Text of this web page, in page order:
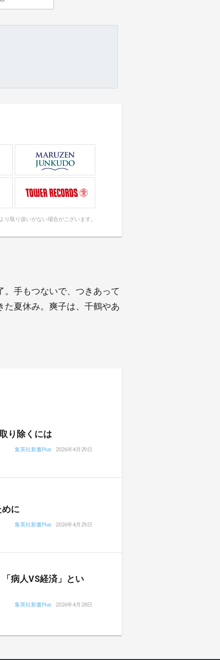
り取り扱いがない場合がございます。
手もつないで、つきあって
た夏休み。爽子は、千鶴やあ
り除くには
集英社新書Plus 2026年4月29日
に
集英社新書Plus 2026年4月29日
病人VS経済」とい
集英社新書Plus 2026年4月28日